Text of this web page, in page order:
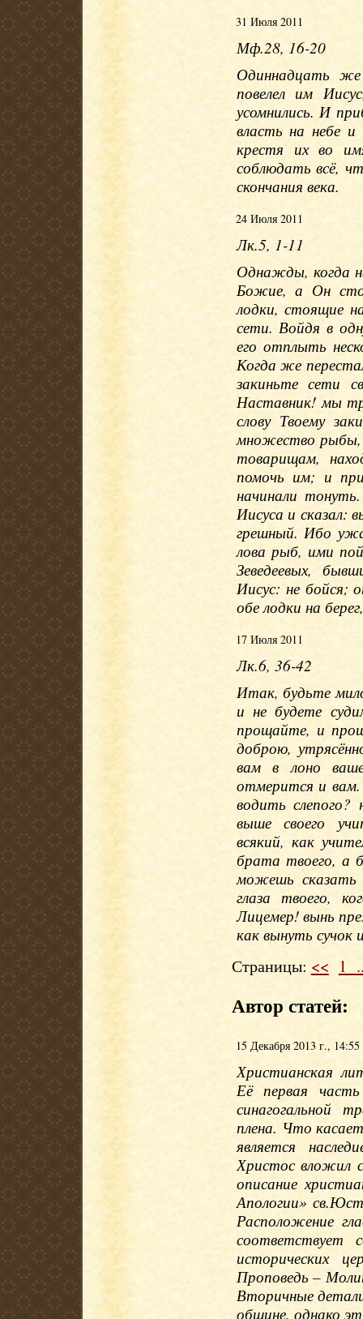
31 Июля 2011
Мф.28, 16-20
Одиннадцать
повелел им
усомнились. И
власть на небе
крестя их во
соблюдать всё,
скончания века.
24 Июля 2011
Лк.5, 1-11
Однажды, когда
Божие, а Он
лодки, стоящие
сети. Войдя в
его отплыть
Когда же
закиньте сети
Наставник! мы
слову Твоему
множество рыбы,
товарищам,
помочь им; и
начинали
Иисуса и сказал:
грешный. Ибо
лова рыб, ими
Зеведеевых,
Иисус: не бойся;
обе лодки на
17 Июля 2011
Лк.6, 36-42
Итак, будьте
и не будете
прощайте, и
доброю,
вам в лоно
отмерится и
водить
выше своего
всякий, как
брата твоего, а
можешь сказать
глаза твоего,
Лицемер! вынь
как вынуть сучок
Страницы: << 1
Автор статей:
15 Декабря 2013 г., 14:55
Христианская
Её первая
синагогальной
плена. Что
является
Христос вложил
описание
Апологии»
Расположение
соответствует
исторических
Проповедь –
Вторичные
общине, однако